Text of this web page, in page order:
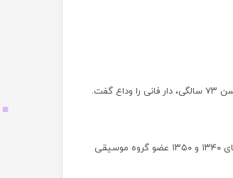
، «ابراهیم شهدوستی» خواننده هرمزگانی روز جمعه نهم آذرماه به دلیل ابتلا به سرطان ریه در سن ۷۳ سالگی، دار فانی را وداع گفت.
ابراهیم شهدوستی زاده سال ۱۳۳۰ خورشیدی، ترانه‌سرا، آهنگساز، خواننده و نوازنده اهل هرمزگان بود. او در دهه‌های ۱۳۴۰ و ۱۳۵۰ عضو گروه موسیقی